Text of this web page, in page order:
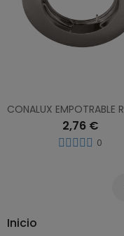
Inicio
2,76 €
0